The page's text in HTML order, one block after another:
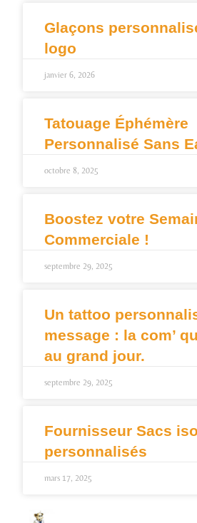
Glaçons
logo
janvier 6, 2026
Tatouage Éphémère
Personnalisé Sans
octobre 8, 2025
Boostez votre
Commerciale !
septembre 29, 2025
Un tattoo
message : la com’
au grand jour.
septembre 29, 2025
Fournisseur Sacs
personnalisés
mars 17, 2025